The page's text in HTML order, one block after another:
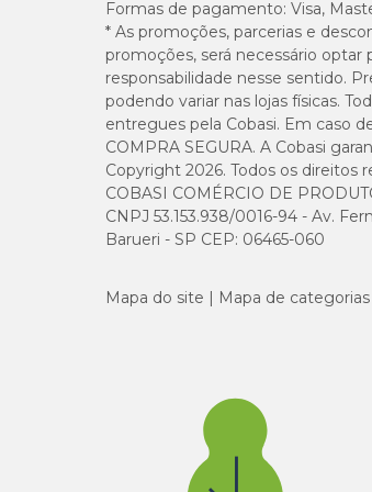
Sem contraindicações. Não oferece
Formas de pagamento: Visa,
* As promoções, parcerias e
promoções, será necessário
responsabilidade nesse sentido.
podendo variar nas lojas físicas.
entregues pela Cobasi. Em caso
COMPRA SEGURA. A Cobasi
Copyright 2026. Todos os direitos
COBASI COMÉRCIO DE
CNPJ 53.153.938/0016-94 - Av.
Barueri - SP CEP: 06465-060
Mapa do site Mapa de categorias